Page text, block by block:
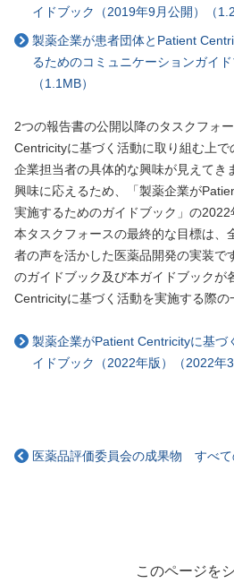
イドブック（2019年9月公開）（
製薬企業が患者団体とPatient
るためのコミュニケーションガイ
（1.1MB）
2つの報告書の公開以降のタスクフォ
Centricityに基づく活動に取り組む上
企業担当者の具体的な興味が見えてき
興味に応えるため、「製薬企業が
実施するためのガイドブック」の2022
本タスクフォースの最終的な目標は、
者の声を活かした医薬品開発の実装で
のガイドブック及び本ガイドブックが
Centricityに基づく活動を実施する際の
製薬企業がPatient Centricityに基づ
イドブック（2022年版）（2022年
医薬品評価委員会の成果物 すべて
このページを